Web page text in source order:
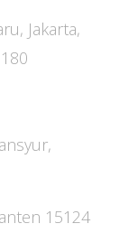
Jakarta,
15124